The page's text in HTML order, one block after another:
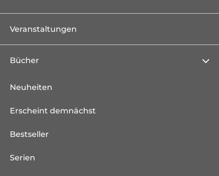
Veranstaltungen
Bücher
Neuheiten
Erscheint demnächst
Bestseller
Serien